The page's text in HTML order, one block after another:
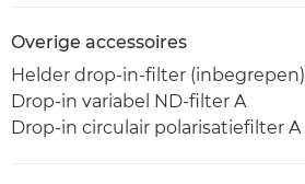
Overige accessoires
Helder drop-in-filter (inbegrepen)
Drop-in variabel ND-filter A
Drop-in circulair polarisatiefilter A